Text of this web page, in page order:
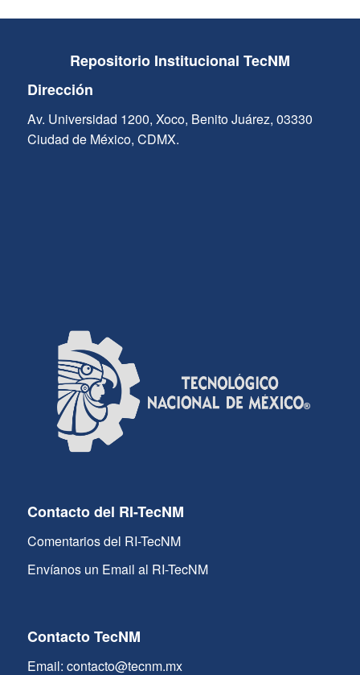
Repositorio Institucional TecNM
Dirección
Av. Universidad 1200, Xoco, Benito Juárez, 03330
Ciudad de México, CDMX.
Contacto del RI-TecNM
Comentarios del RI-TecNM
Envíanos un Email al RI-TecNM
Contacto TecNM
Email: contacto@tecnm.mx